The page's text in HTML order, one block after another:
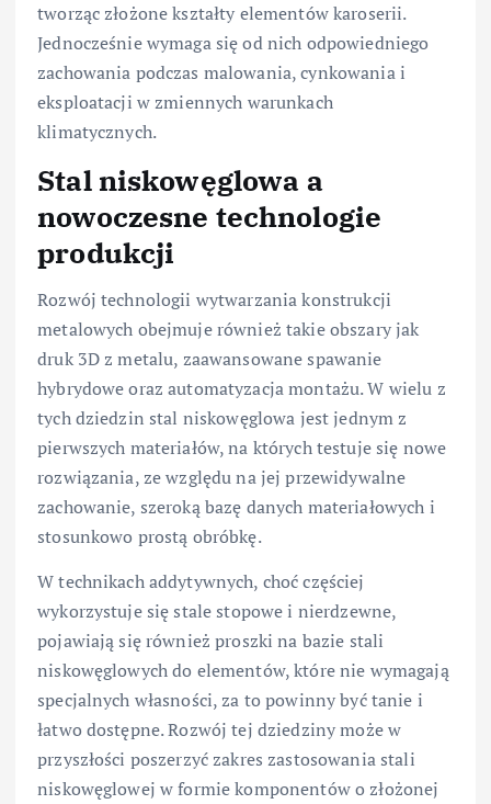
tworząc złożone kształty elementów karoserii.
Jednocześnie wymaga się od nich odpowiedniego
zachowania podczas malowania, cynkowania i
eksploatacji w zmiennych warunkach
klimatycznych.
Stal niskowęglowa a
nowoczesne technologie
produkcji
Rozwój technologii wytwarzania konstrukcji
metalowych obejmuje również takie obszary jak
druk 3D z metalu, zaawansowane spawanie
hybrydowe oraz automatyzacja montażu. W wielu z
tych dziedzin stal niskowęglowa jest jednym z
pierwszych materiałów, na których testuje się nowe
rozwiązania, ze względu na jej przewidywalne
zachowanie, szeroką bazę danych materiałowych i
stosunkowo prostą obróbkę.
W technikach addytywnych, choć częściej
wykorzystuje się stale stopowe i nierdzewne,
pojawiają się również proszki na bazie stali
niskowęglowych do elementów, które nie wymagają
specjalnych własności, za to powinny być tanie i
łatwo dostępne. Rozwój tej dziedziny może w
przyszłości poszerzyć zakres zastosowania stali
niskowęglowej w formie komponentów o złożonej